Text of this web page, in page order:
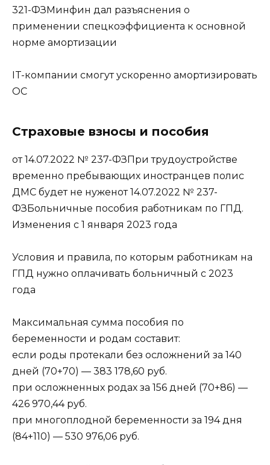
321-ФЗМинфин дал разъяснения о
применении спецкоэффициента к основной
норме амортизации
IT-компании смогут ускоренно амортизировать
ОС
Страховые взносы и пособия
от 14.07.2022 № 237-ФЗПри трудоустройстве
временно пребывающих иностранцев полис
ДМС будет не нуженот 14.07.2022 № 237-
ФЗБольничные пособия работникам по ГПД.
Изменения с 1 января 2023 года
Условия и правила, по которым работникам на
ГПД нужно оплачивать больничный с 2023
года
Максимальная сумма пособия по
беременности и родам составит:
если роды протекали без осложнений за 140
дней (70+70) — 383 178,60 руб.
при осложненных родах за 156 дней (70+86) —
426 970,44 руб.
при многоплодной беременности за 194 дня
(84+110) — 530 976,06 руб.